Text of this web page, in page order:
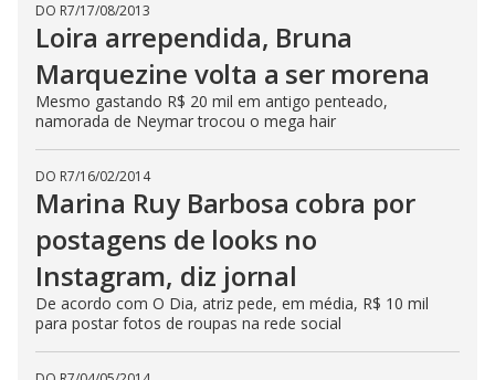
DO R7/17/08/2013
Loira arrependida, Bruna
Marquezine volta a ser morena
Mesmo gastando R$ 20 mil em antigo penteado,
namorada de Neymar trocou o mega hair
DO R7/16/02/2014
Marina Ruy Barbosa cobra por
postagens de looks no
Instagram, diz jornal
De acordo com O Dia, atriz pede, em média, R$ 10 mil
para postar fotos de roupas na rede social